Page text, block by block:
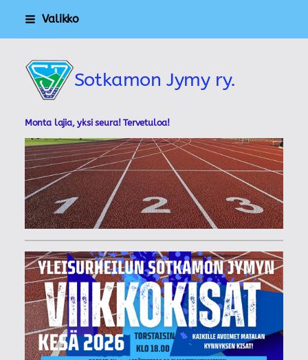
Siirry
Valikko
Sotkamon Jymy ry.
Monta lajia, yksi seura! Tervetuloa!